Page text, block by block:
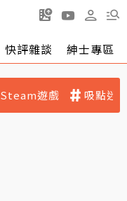
快評雜談 紳士專區
Steam遊戲 吸點迷